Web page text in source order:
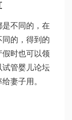
不同的，在
的，得到的
时也可以领
试管婴儿论坛
给妻子用。